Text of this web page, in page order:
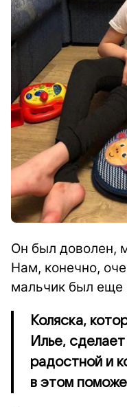
Он был доволен,
Нам, конечно,
мальчик был еще
Коляска,
Илье,
радостной и
в этом